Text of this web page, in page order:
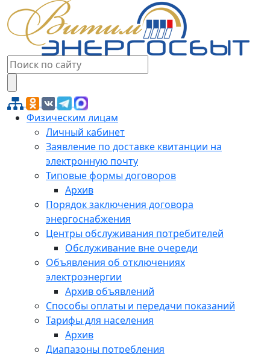
Физическим лицам
Личный кабинет
Заявление по доставке квитанции на
электронную почту
Типовые формы договоров
Архив
Порядок заключения договора
энергоснабжения
Центры обслуживания потребителей
Обслуживание вне очереди
Объявления об отключениях
электроэнергии
Архив объявлений
Способы оплаты и передачи показаний
Тарифы для населения
Архив
Диапазоны потребления